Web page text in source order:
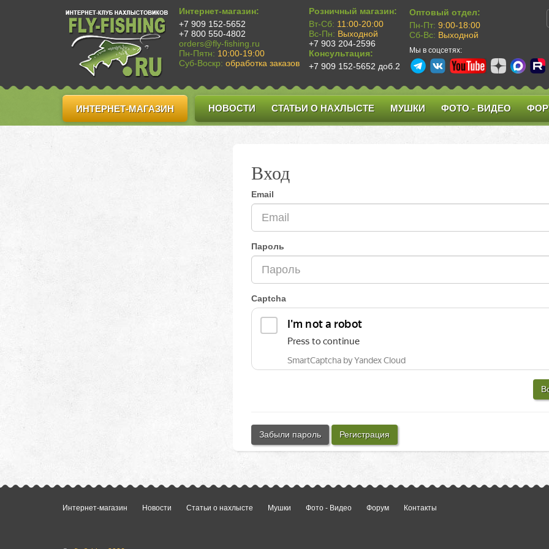
Интернет-магазин:
+7 909 152-5652
+7 800 550-4802
orders@fly-fishing.ru
Пн-Пятн: 10:00-19:00
Суб-Воскр: обработка заказов
Розничный магазин:
Вт-Сб: 11:00-20:00
Вс-Пн: Выходной
+7 903 204-2596
Консультация:
+7 909 152-5652 доб.2
Оптовый отдел:
Пн-Пт: 9:00-18:00
Сб-Вс: Выходной
Мы в соцсетях:
ИНТЕРНЕТ-МАГАЗИН НОВОСТИ СТАТЬИ О НАХЛЫСТЕ МУШКИ ФОТО - ВИДЕО
Вход
Email
Пароль
Captcha
Забыли пароль Регистрация
Интернет-магазин Новости Статьи о нахлысте Мушки Фото - Видео Форум Контакты